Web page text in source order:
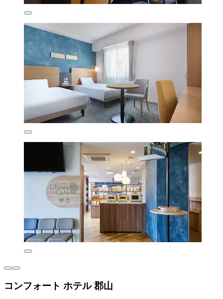
コンフォート ホテル 郡山